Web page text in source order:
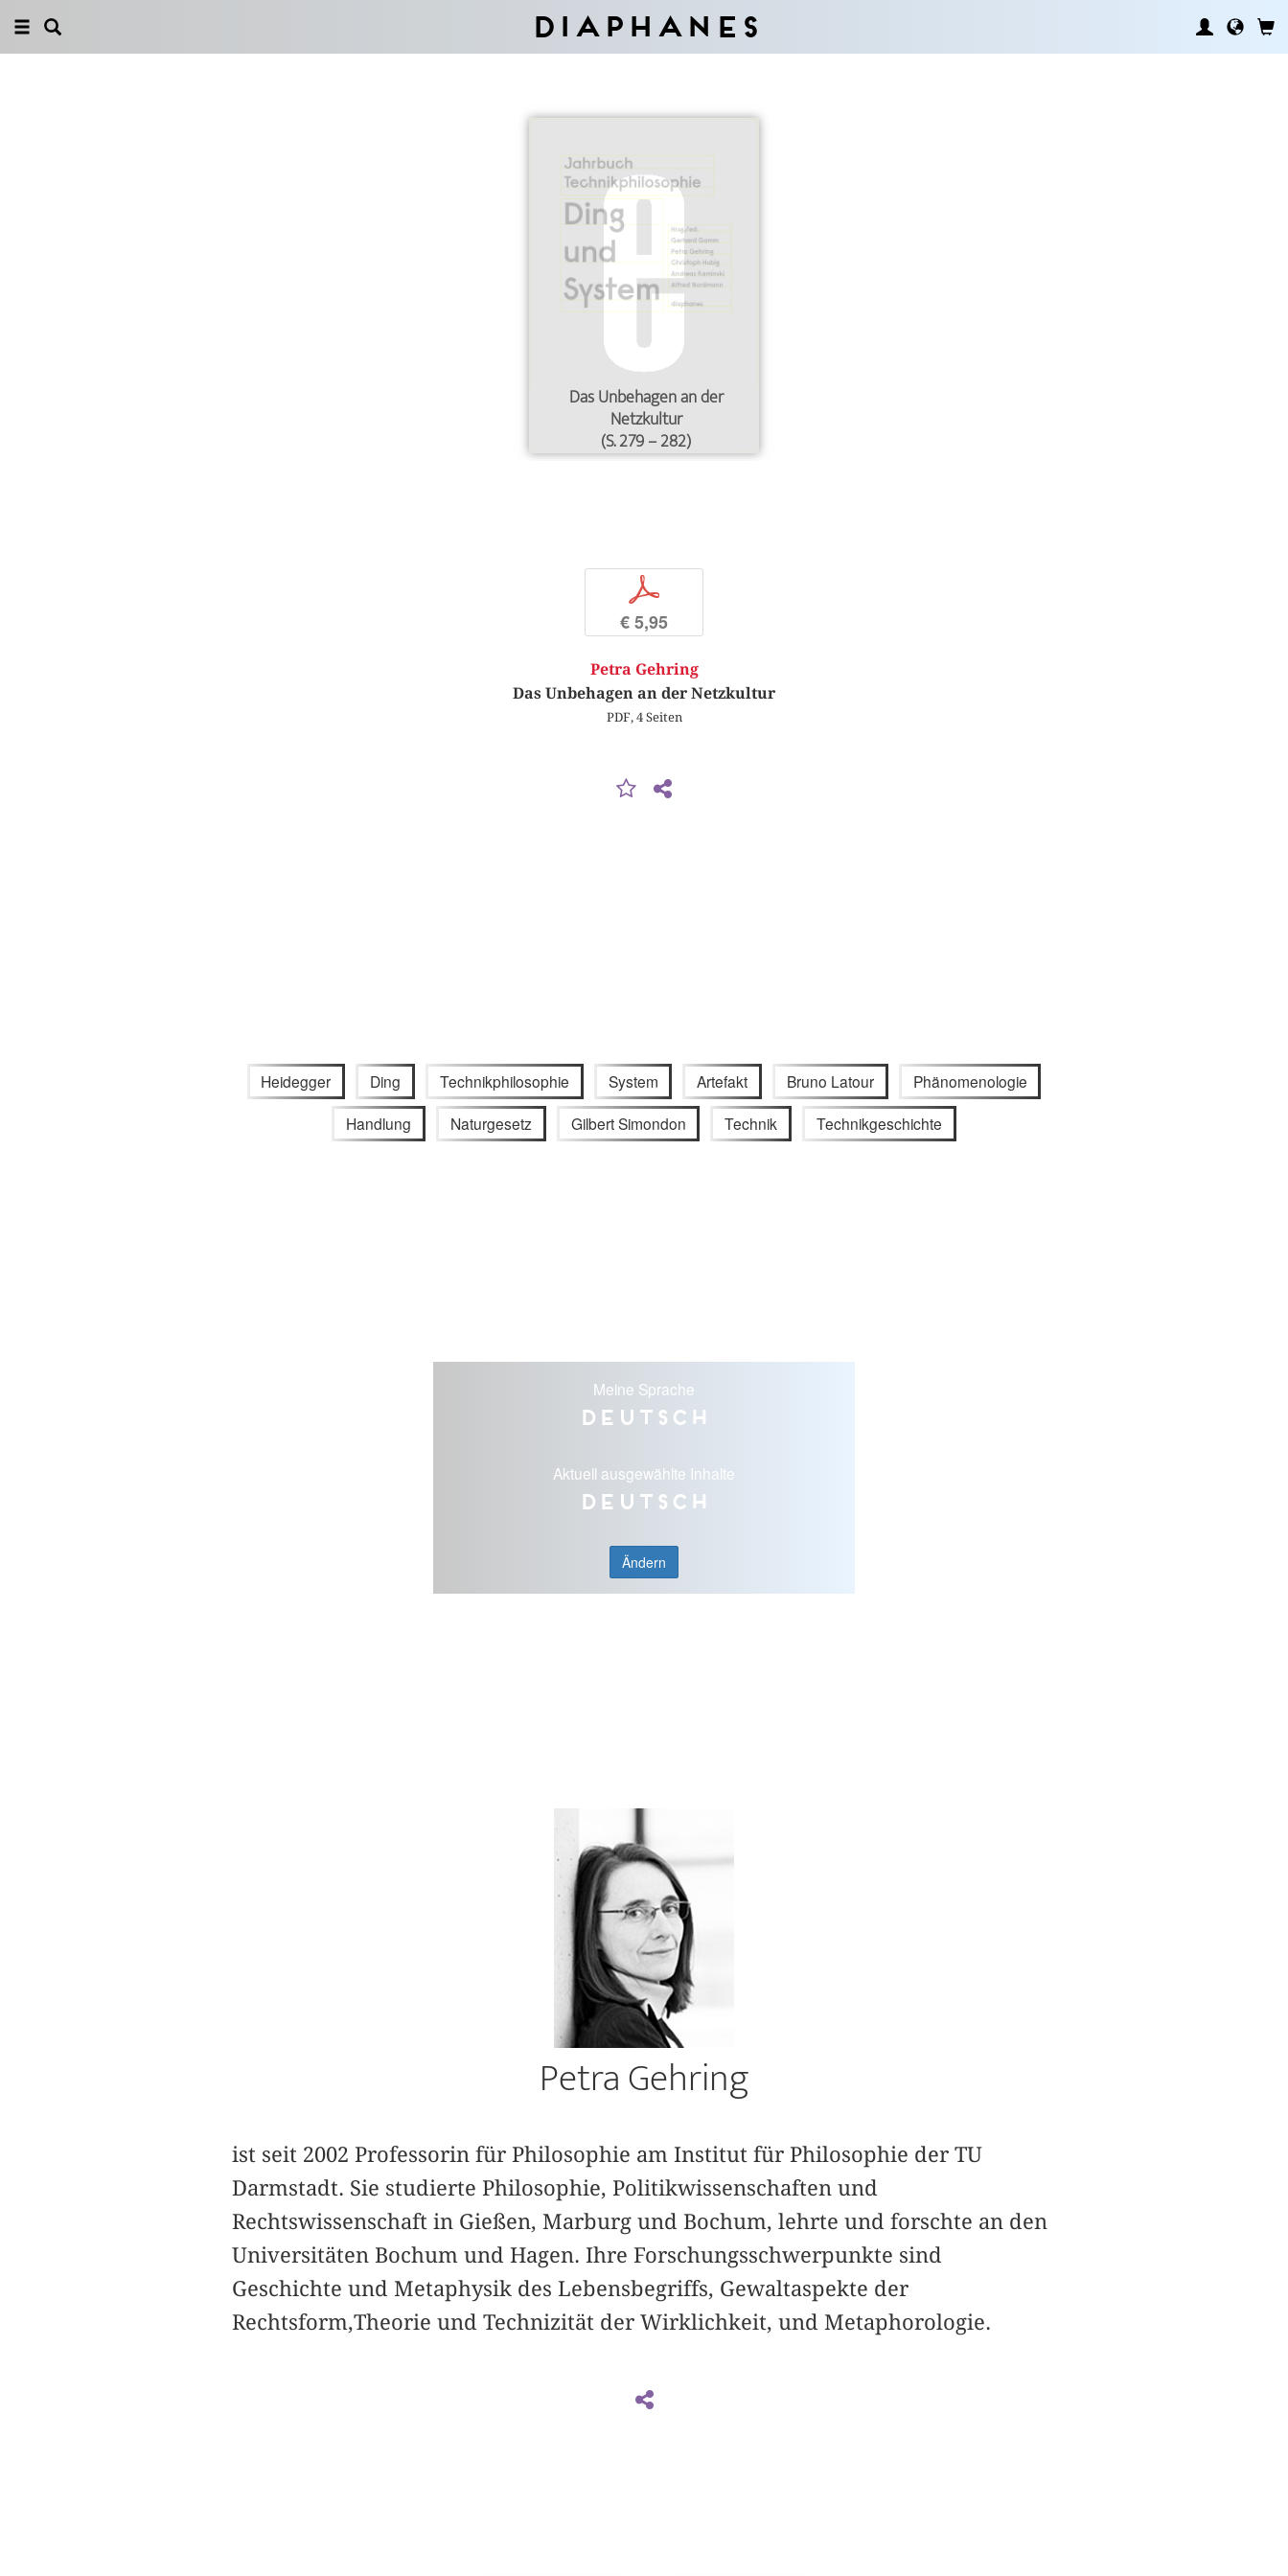
Diaphanes
Das Unbehagen an der
Netzkultur
(S. 279 – 282)
p
€ 5,95
Petra Gehring
Das Unbehagen an der Netzkultur
PDF, 4 Seiten
Heidegger Ding Technikphilosophie System Artefakt Bruno Latour Phänomenologie
Handlung Naturgesetz Gilbert Simondon Technik Technikgeschichte
Meine Sprache
Deutsch
Aktuell ausgewählte Inhalte
Deutsch
Ändern
Petra Gehring
ist seit 2002 Professorin für Philosophie am Institut für Philosophie der TU
Darmstadt. Sie studierte Philosophie, Politikwissenschaften und
Rechtswissenschaft in Gießen, Marburg und Bochum, lehrte und forschte an den
Universitäten Bochum und Hagen. Ihre Forschungsschwerpunkte sind
Geschichte und Metaphysik des Lebensbegriffs, Gewaltaspekte der
Rechtsform,Theorie und Technizität der Wirklichkeit, und Metaphorologie.